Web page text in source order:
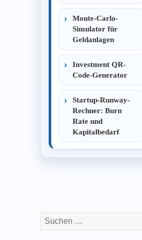
Monte-Carlo-
Simulator für
Geldanlagen
Investment QR-
Code-Generator
Startup-Runway-
Rechner: Burn
Rate und
Kapitalbedarf
Suchen
nach: